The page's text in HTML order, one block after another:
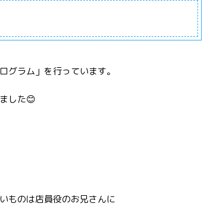
グラム」を行っています。
した😊
ものは店員役のお兄さんに